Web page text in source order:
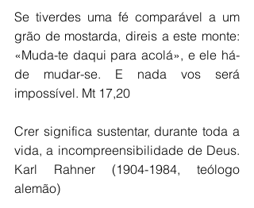
Se tiverdes uma fé comparável a um
grão de mostarda, direis a este monte:
«Muda-te daqui para acolá», e ele há-
de mudar-se. E nada vos será
impossível. Mt 17,20
Crer significa sustentar, durante toda a
vida, a incompreensibilidade de Deus.
Karl Rahner (1904-1984, teólogo
alemão)